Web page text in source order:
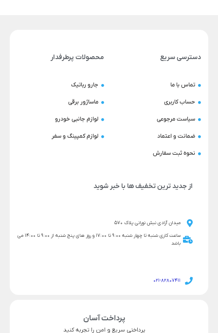
دسترسی سریع
تماس با ما
حساب کاربری
سیاست مرجوعی
ضمانت و اعتماد
نحوه ثبت سفارش
محصولات پرطرفدار
جارو رباتیک
ماساژور برقی
لوازم جانبی خودرو
لوازم کمپینگ و سفر
از جدید ترین تخفیف ها با خبر شوید
میدان آزادی نبش نورانی پلاک 570
ساعت کاری شنبه تا چهار شنبه 9:00 تا 17:00 و روز های پنج شنبه از 9:00 تا 14:00 می
باشد
021-82807411
پرداخت آسان
پرداختی سریع و امن را تجربه کنید